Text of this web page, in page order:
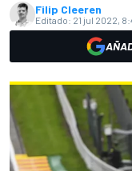
Filip Cleeren
Editado: 21 jul 2022,